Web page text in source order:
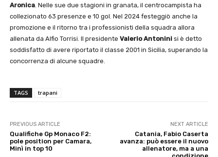
Aronica. Nelle sue due stagioni in granata, il centrocampista ha
collezionato 63 presenze e 10 gol. Nel 2024 festeggiò anche la
promozione e il ritorno tra i professionisti della squadra allora
allenata da Alfio Torrisi. Il presidente Valerio Antonini si è detto
soddisfatto di avere riportato il classe 2001 in Sicilia, superando la
concorrenza di alcune squadre.
TAGS trapani
PREVIOUS ARTICLE
Qualifiche Gp Monaco F2:
pole position per Camara,
Minì in top 10
NEXT ARTICLE
Catania, Fabio Caserta
avanza: può essere il nuovo
allenatore, ma a una